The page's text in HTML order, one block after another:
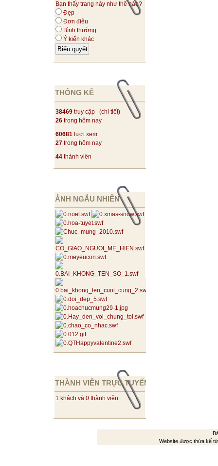
Bạn thấy trang này như thế nào?
Đẹp
Đơn điệu
Bình thường
Ý kiến khác
THỐNG KÊ
38469 truy cập (chi tiết)
26 trong hôm nay
60681 lượt xem
27 trong hôm nay
44 thành viên
ẢNH NGẪU NHIÊN
THÀNH VIÊN TRỰC TUYẾN
1 khách và 0 thành viên
Website được thừa kế